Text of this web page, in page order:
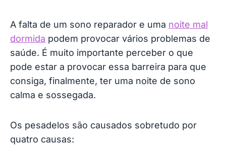
A falta de um sono reparador e uma noite mal
dormida podem provocar vários problemas de
saúde. É muito importante perceber o que
pode estar a provocar essa barreira para que
consiga, finalmente, ter uma noite de sono
calma e sossegada.
Os pesadelos são causados sobretudo por
quatro causas: